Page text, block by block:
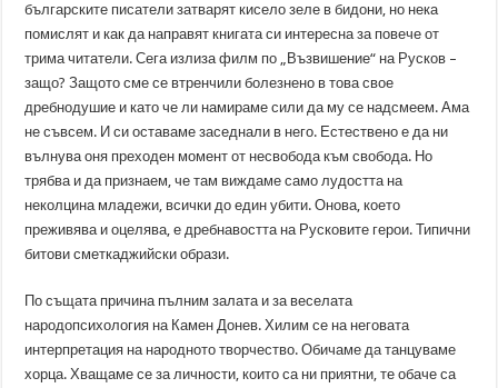
българските писатели затварят кисело зеле в бидони, но нека
помислят и как да направят книгата си интересна за повече от
трима читатели. Сега излиза филм по „Възвишение“ на Русков –
защо? Защото сме се втренчили болезнено в това свое
дребнодушие и като че ли намираме сили да му се надсмеем. Ама
не съвсем. И си оставаме заседнали в него. Естествено е да ни
вълнува оня преходен момент от несвобода към свобода. Но
трябва и да признаем, че там виждаме само лудостта на
неколцина младежи, всички до един убити. Онова, което
преживява и оцелява, е дребнавостта на Русковите герои. Типични
битови сметкаджийски образи.
По същата причина пълним залата и за веселата
народопсихология на Камен Донев. Хилим се на неговата
интерпретация на народното творчество. Обичаме да танцуваме
хорца. Хващаме се за личности, които са ни приятни, те обаче са